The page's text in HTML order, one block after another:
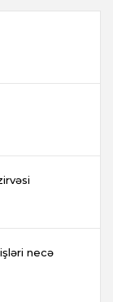
necə